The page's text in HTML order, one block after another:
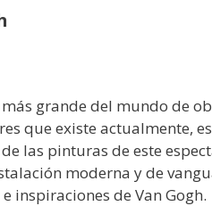
grande del mundo de
que existe actualmente,
las pinturas de este
moderna y de
inspiraciones de Van Gogh.